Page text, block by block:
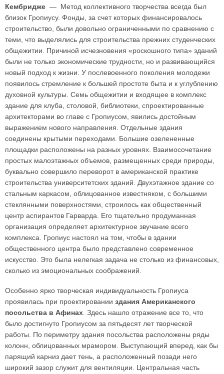
Кембридже — Метод коллективного творчества всегда был
близок Гропиусу. Фонды, за счет которых финансировалось
строительство, были довольно ограниченными по сравнению с
теми, что выделялись для строительства прежних студенческих
общежитии. Причиной исчезновения «роскошного типа» зданий
были не только экономические трудности, но и развивающийся
новый подход к жизни. У послевоенного поколения молодежи
появилось стремление к большей простоте быта и к углублению
духовной культуры. Семь общежитии и входящее в комплекс
здание для клуба, столовой, библиотеки, спроектированные
архитекторами во главе с Гропиусом, явились достойным
выражением нового направления. Отдельные здания
соединены крытыми переходами. Большие озелененные
площадки расположены на разных уровнях. Взаимосочетание
простых малоэтажных объемов, размещенных среди природы,
буквально совершило переворот в американской практике
строительства университетских зданий. Двухэтажное здание со
стальным каркасом, облицованное известняком, с большими
стеклянными поверхностями, строилось как общественный
центр аспирантов Гарварда. Его тщательно продуманная
организация определяет архитектурное звучание всего
комплекса. Гропиус настоял на том, чтобы в здании
общественного центра было представлено современное
искусство. Это была нелегкая задача не столько из финансовых,
сколько из эмоциональных соображений.
Особенно ярко творческая индивидуальность Гропиуса
проявилась при проектировании здания Американского
посольства в Афинах . Здесь нашло отражение все то, что
было достигнуто Гропиусом за пятьдесят лет творческой
работы. По периметру здания посольства расположены ряды
колонн, облицованных мрамором. Выступающий вперед, как бы
парящий карниз дает тень, а расположенный позади него
широкий зазор служит для вентиляции. Центральная часть